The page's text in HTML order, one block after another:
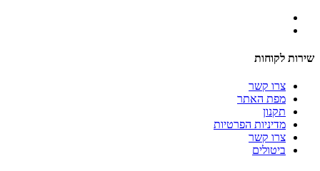
שירות לקוחות
צרו קשר
מפת האתר
תקנון
מדיניות הפרטיות
צרו קשר
ביטולים